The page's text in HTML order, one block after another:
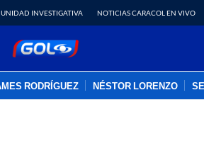
UNIDAD INVESTIGATIVA NOTICIAS CARACOL EN VIVO
RODRÍGUEZ NÉSTOR LORENZO